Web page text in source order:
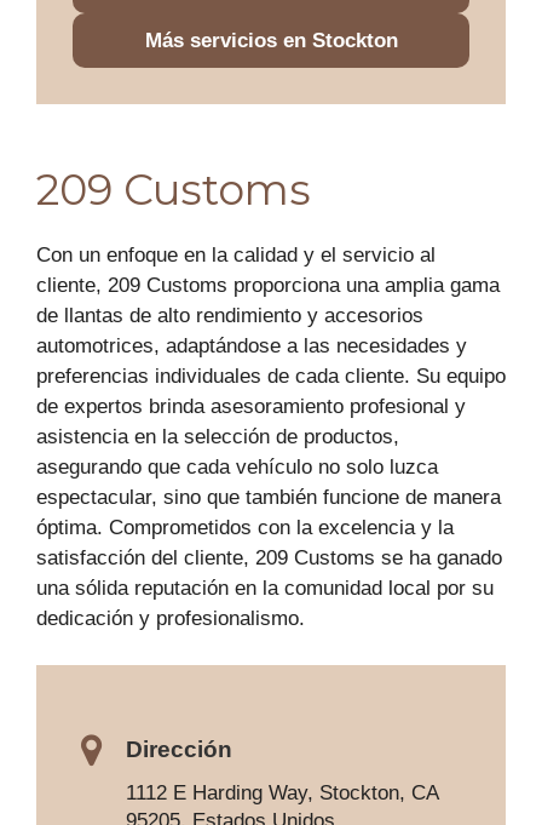
Más servicios en Stockton
209 Customs
Con un enfoque en la calidad y el servicio al
cliente, 209 Customs proporciona una amplia gama
de llantas de alto rendimiento y accesorios
automotrices, adaptándose a las necesidades y
preferencias individuales de cada cliente. Su equipo
de expertos brinda asesoramiento profesional y
asistencia en la selección de productos,
asegurando que cada vehículo no solo luzca
espectacular, sino que también funcione de manera
óptima. Comprometidos con la excelencia y la
satisfacción del cliente, 209 Customs se ha ganado
una sólida reputación en la comunidad local por su
dedicación y profesionalismo.
Dirección
1112 E Harding Way, Stockton, CA